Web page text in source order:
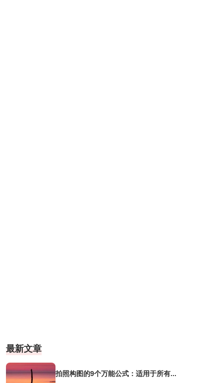
最新文章
拍照构图的9个万能公式：适用于所有...